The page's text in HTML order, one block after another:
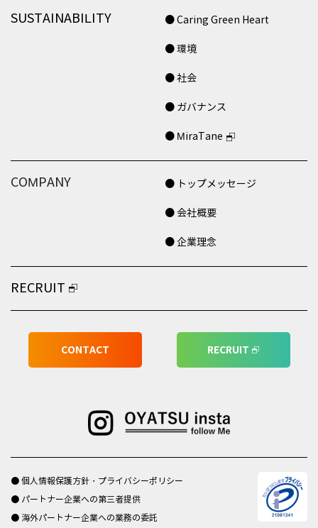
SUSTAINABILITY ● Caring Green Heart
● 環境
● 社会
● ガバナンス
● MiraTane
COMPANY ● トップメッセージ
● 会社概要
● 企業理念
RECRUIT
CONTACT RECRUIT
● 個人情報保護方針・プライバシーポリシー
● パートナー企業への第三者提供
● 海外パートナー企業への業務の委託